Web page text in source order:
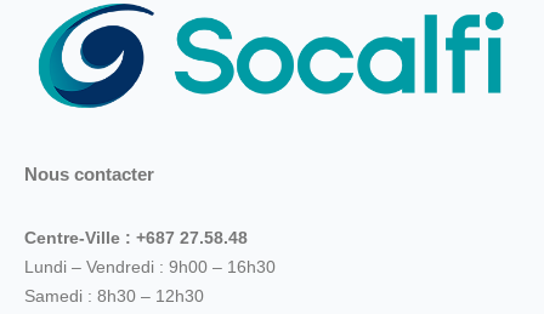
Nous contacter
Centre-Ville : +687 27.58.48
Lundi – Vendredi : 9h00 – 16h30
Samedi : 8h30 – 12h30